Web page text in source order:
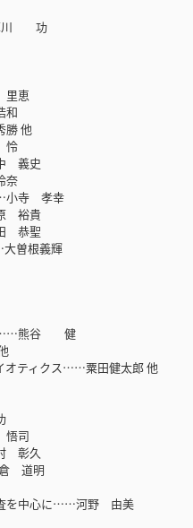
川 功
恵
和
他
怜
義史
奈
小寺 孝幸
裕貴
恭聖
曽根義輝
……熊谷 健
ティクス……粟田健太郎 他
司
彰久
道明
を中心に……河野 由美